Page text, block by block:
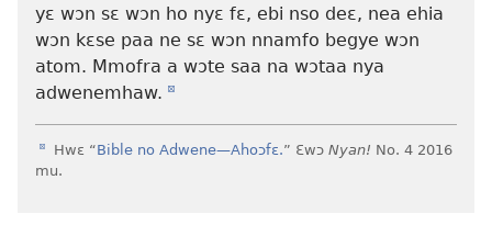
yɛ wɔn sɛ wɔn ho nyɛ fɛ, ebi nso deɛ, nea ehia
wɔn kɛse paa ne sɛ wɔn nnamfo begye wɔn
atom. Mmofra a wɔte saa na wɔtaa nya
adwenemhaw. d
d Hwɛ “Bible no Adwene—Ahoɔfɛ.” Ɛwɔ Nyan! No. 4 2016
mu.